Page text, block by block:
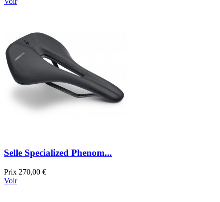
Selle Specialized Phenom...
Prix 270,00 €
Voir